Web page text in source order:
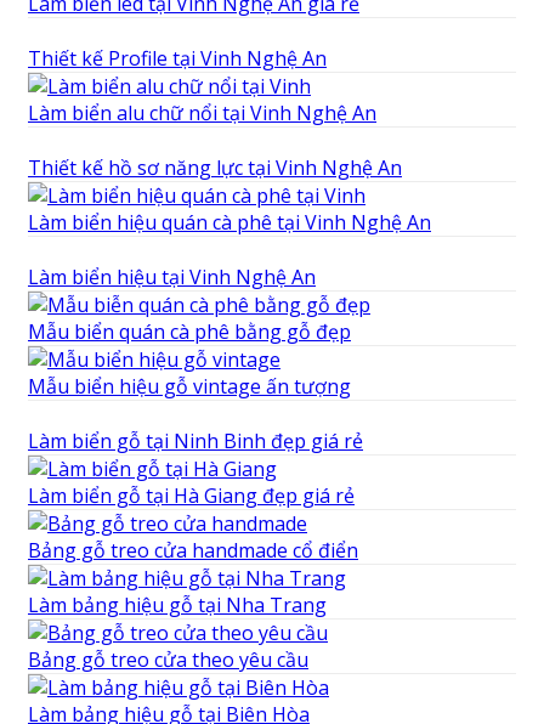
Thiết kế Profile tại Vinh Nghệ An
Làm biển alu chữ nổi tại Vinh Nghệ An
Thiết kế hồ sơ năng lực tại Vinh Nghệ An
Làm biển hiệu quán cà phê tại Vinh Nghệ An
Làm biển hiệu tại Vinh Nghệ An
Mẫu biển quán cà phê bằng gỗ đẹp
Mẫu biển hiệu gỗ vintage ấn tượng
Làm biển gỗ tại Ninh Binh đẹp giá rẻ
Làm biển gỗ tại Hà Giang đẹp giá rẻ
Bảng gỗ treo cửa handmade cổ điển
Làm bảng hiệu gỗ tại Nha Trang
Bảng gỗ treo cửa theo yêu cầu
Làm bảng hiệu gỗ tại Biên Hòa